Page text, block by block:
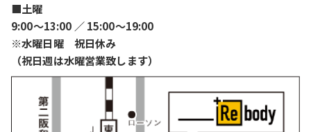
■土曜
9:00〜13:00 ／ 15:00〜19:00
※水曜日曜 祝日休み
（祝日週は水曜営業致します）